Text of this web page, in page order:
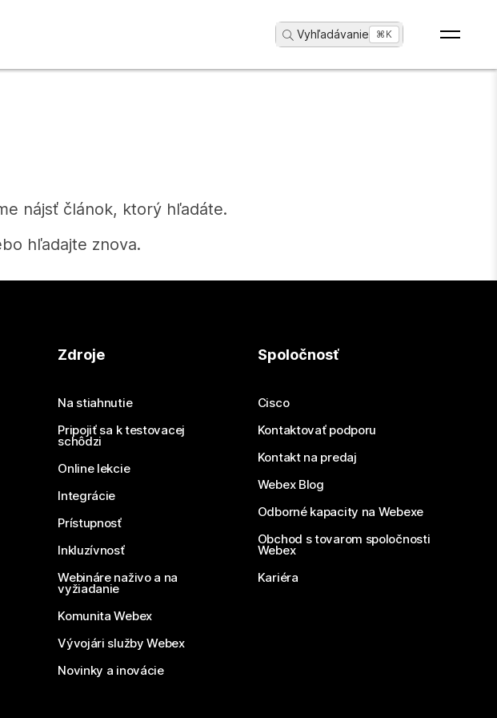
Vyhľadávanie ...⌘K
nájsť článok, ktorý hľadáte.
hľadajte znova.
Zdroje
Na stiahnutie
Pripojiť sa k testovacej
schôdzi
Online lekcie
Integrácie
Prístupnosť
Inkluzívnosť
Webináre naživo a na
vyžiadanie
Komunita Webex
Vývojári služby Webex
Novinky a inovácie
Spoločnosť
Cisco
Kontaktovať podporu
Kontakt na predaj
Webex Blog
Odborné kapacity na Webexe
Obchod s tovarom spoločnosti
Webex
Kariéra